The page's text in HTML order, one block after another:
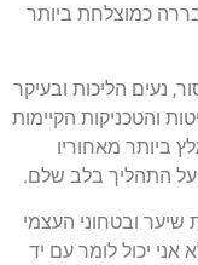
כמוצלחת ביותר
נעים הליכות ובעיקר
והטכניקות הקיימות
ביותר מאחוריו
על התהליך בלב שלם.
ובטחוני העצמי
יכול לומר עם יד